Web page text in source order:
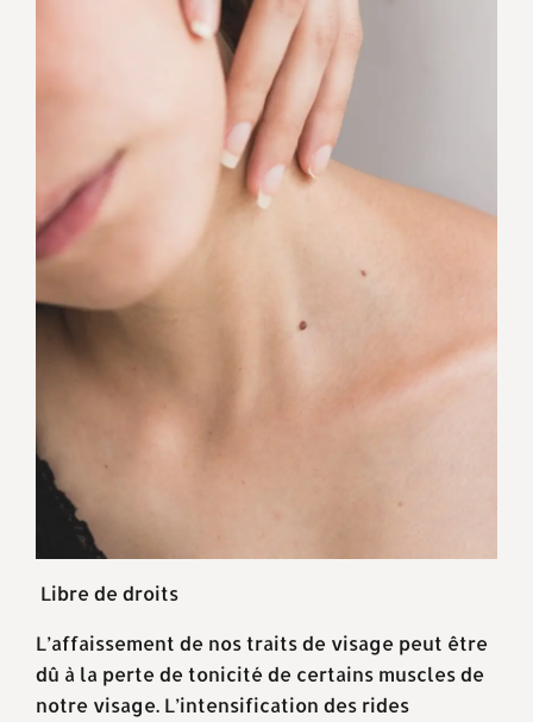
Libre de droits
L’affaissement de nos traits de visage peut être
dû à la perte de tonicité de certains muscles de
notre visage. L’intensification des rides